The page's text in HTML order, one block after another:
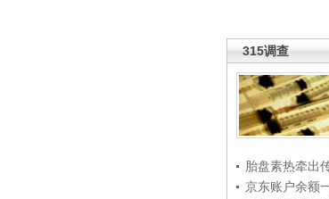
315调查
胎盘素热牵出
京东账户余额